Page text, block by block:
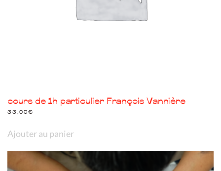
cours de 1h particulier François Vannière
33,00€
Ajouter au panier